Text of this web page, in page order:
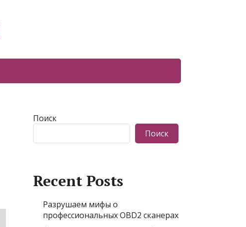
Поиск
Поиск
Recent Posts
Разрушаем мифы о
профессиональных OBD2 сканерах